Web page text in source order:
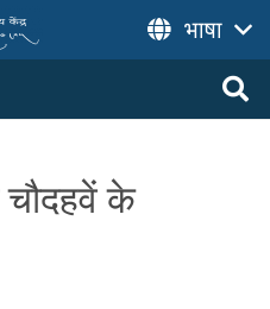
भाषा
चौदहवें के